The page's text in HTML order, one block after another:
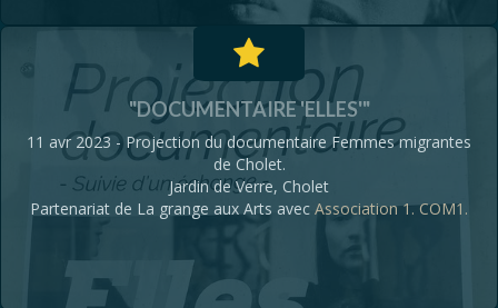
"DOCUMENTAIRE 'ELLES'"
11 avr 2023 - Projection du documentaire Femmes migrantes
de Cholet.
Jardin de Verre, Cholet
Partenariat de La grange aux Arts avec Association 1. COM1.